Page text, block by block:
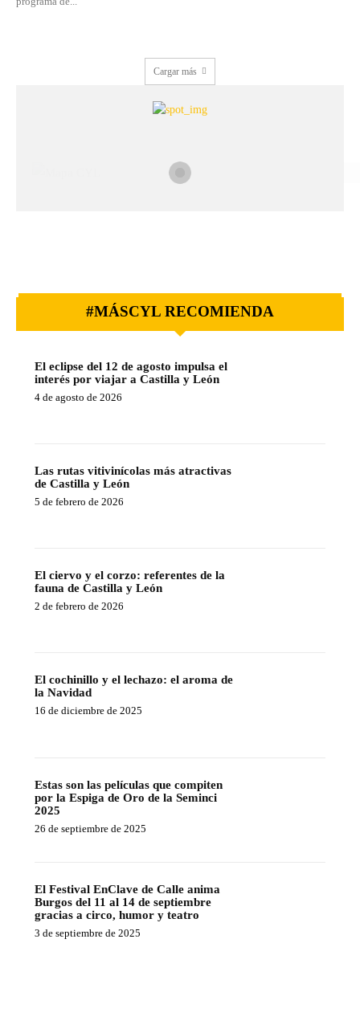
Cargar más
#MÁSCYL RECOMIENDA
El eclipse del 12 de agosto impulsa el
interés por viajar a Castilla y León
4 de agosto de 2026
Las rutas vitivinícolas más atractivas
de Castilla y León
5 de febrero de 2026
El ciervo y el corzo: referentes de la
fauna de Castilla y León
2 de febrero de 2026
El cochinillo y el lechazo: el aroma de
la Navidad
16 de diciembre de 2025
Estas son las películas que compiten
por la Espiga de Oro de la Seminci
2025
26 de septiembre de 2025
El Festival EnClave de Calle anima
Burgos del 11 al 14 de septiembre
gracias a circo, humor y teatro
3 de septiembre de 2025